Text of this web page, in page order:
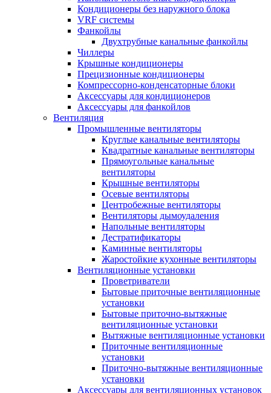
Кондиционеры без наружного блока
VRF системы
Фанкойлы
Двухтрубные канальные фанкойлы
Чиллеры
Крышные кондиционеры
Прецизионные кондиционеры
Компрессорно-конденсаторные блоки
Аксессуары для кондиционеров
Аксессуары для фанкойлов
Вентиляция
Промышленные вентиляторы
Круглые канальные вентиляторы
Квадратные канальные вентиляторы
Прямоугольные канальные
вентиляторы
Крышные вентиляторы
Осевые вентиляторы
Центробежные вентиляторы
Вентиляторы дымоудаления
Напольные вентиляторы
Дестратификаторы
Каминные вентиляторы
Жаростойкие кухонные вентиляторы
Вентиляционные установки
Проветриватели
Бытовые приточные вентиляционные
установки
Бытовые приточно-вытяжные
вентиляционные установки
Вытяжные вентиляционные установки
Приточные вентиляционные
установки
Приточно-вытяжные вентиляционные
установки
Аксессуары для вентиляционных установок